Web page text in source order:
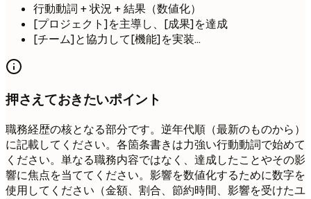
行動動詞 + 状況 + 結果（数値化）
[プロジェクト]を主導し、[成果]を達成
[チーム]と協力して[機能]を実装...
押さえておきたいポイント
職務経歴の核となる部分です。逆年代順（最新のものから）
に記載してください。各箇条書きは力強い行動動詞で始めて
ください。単なる職務内容ではなく、達成したことやその影
響に焦点を当ててください。影響を数値化するために数字を
使用してください（金額、割合、節約時間、影響を受けたユ